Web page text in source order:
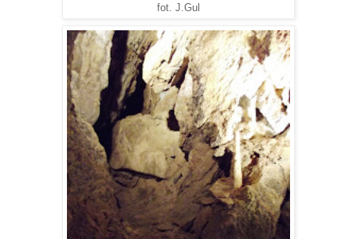
fot. J.Gul